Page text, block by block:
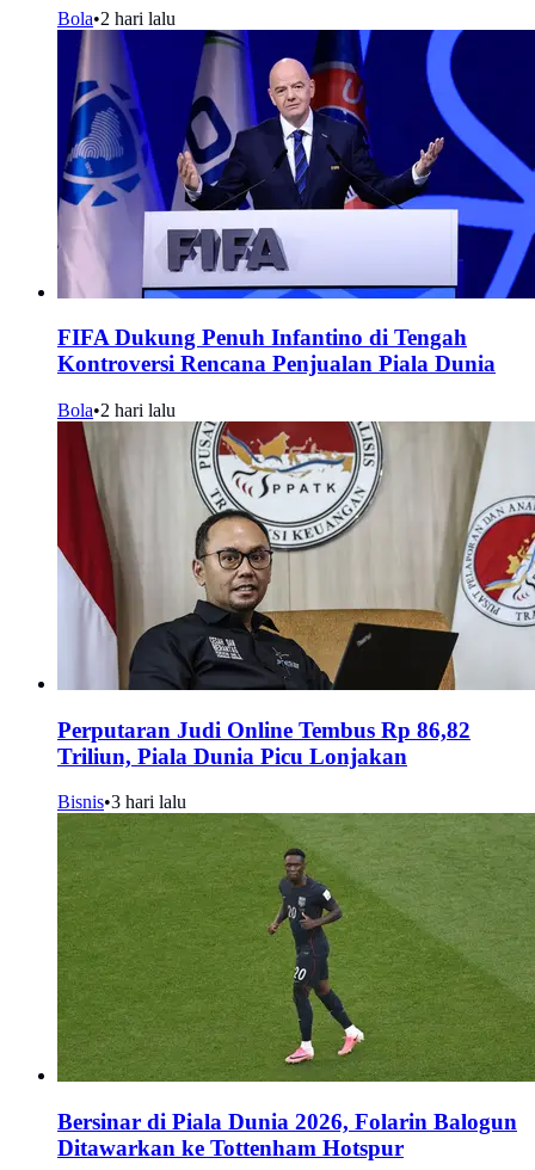
Bola•2 hari lalu
FIFA Dukung Penuh Infantino di Tengah
Kontroversi Rencana Penjualan Piala Dunia
Bola•2 hari lalu
Perputaran Judi Online Tembus Rp 86,82
Triliun, Piala Dunia Picu Lonjakan
Bisnis•3 hari lalu
Bersinar di Piala Dunia 2026, Folarin Balogun
Ditawarkan ke Tottenham Hotspur